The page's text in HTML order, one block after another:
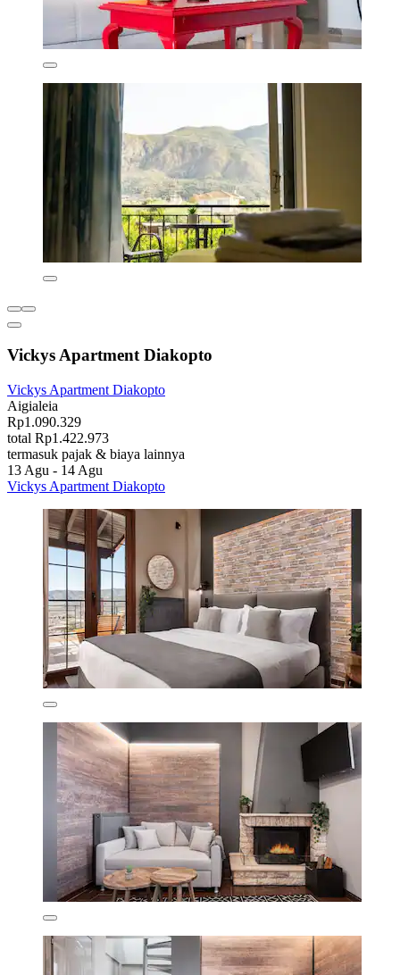
Vickys Apartment Diakopto
Vickys Apartment Diakopto
Aigialeia
Rp1.090.329
total Rp1.422.973
termasuk pajak & biaya lainnya
13 Agu - 14 Agu
Vickys Apartment Diakopto